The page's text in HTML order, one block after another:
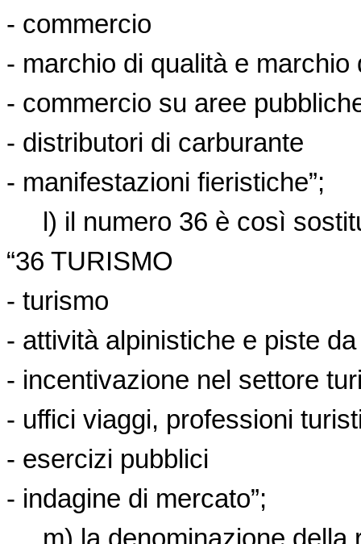
- commercio
- marchio di qualità e marchio
- commercio su aree
- distributori di carburante
- manifestazioni fieristiche”;
l) il numero 36 è così
“36 TURISMO
- turismo
- attività alpinistiche e piste
- incentivazione nel settore
- uffici viaggi, professioni
- esercizi pubblici
- indagine di mercato”;